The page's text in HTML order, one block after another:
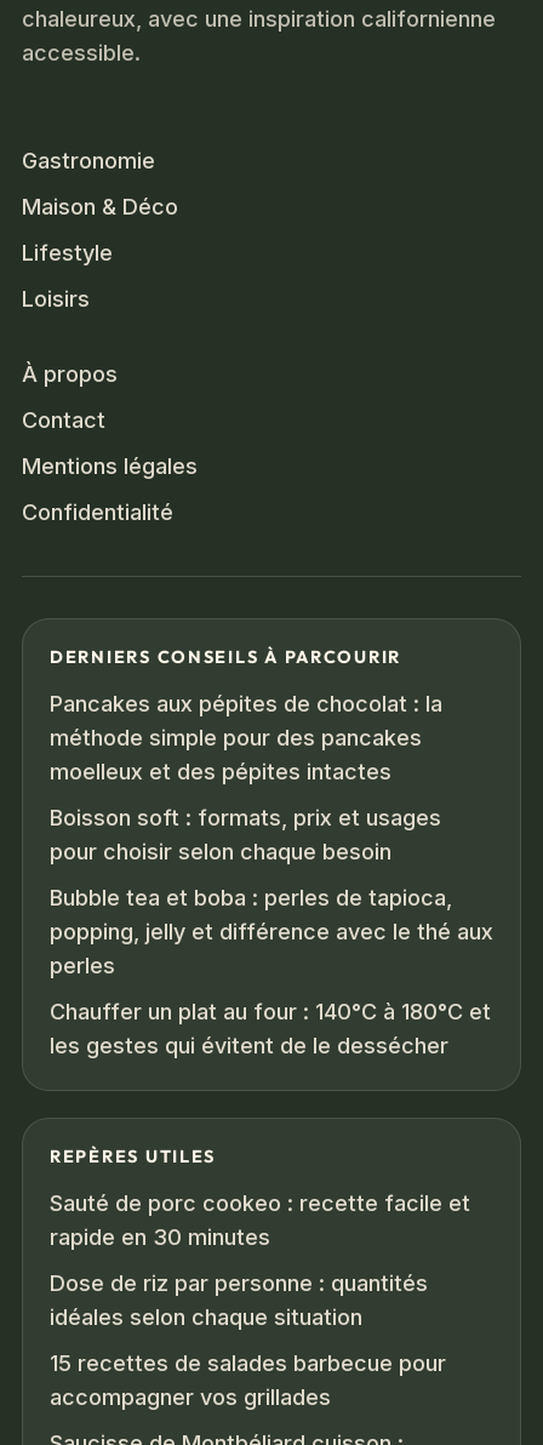
chaleureux, avec une inspiration californienne
accessible.
Gastronomie
Maison & Déco
Lifestyle
Loisirs
À propos
Contact
Mentions légales
Confidentialité
DERNIERS CONSEILS À PARCOURIR
Pancakes aux pépites de chocolat : la
méthode simple pour des pancakes
moelleux et des pépites intactes
Boisson soft : formats, prix et usages
pour choisir selon chaque besoin
Bubble tea et boba : perles de tapioca,
popping, jelly et différence avec le thé aux
perles
Chauffer un plat au four : 140°C à 180°C et
les gestes qui évitent de le dessécher
REPÈRES UTILES
Sauté de porc cookeo : recette facile et
rapide en 30 minutes
Dose de riz par personne : quantités
idéales selon chaque situation
15 recettes de salades barbecue pour
accompagner vos grillades